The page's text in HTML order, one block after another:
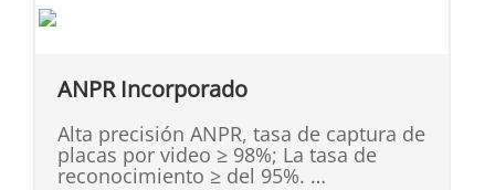
ANPR Incorporado
Alta precisión ANPR, tasa de captura de
placas por video ≥ 98%; La tasa de
reconocimiento ≥ del 95%.